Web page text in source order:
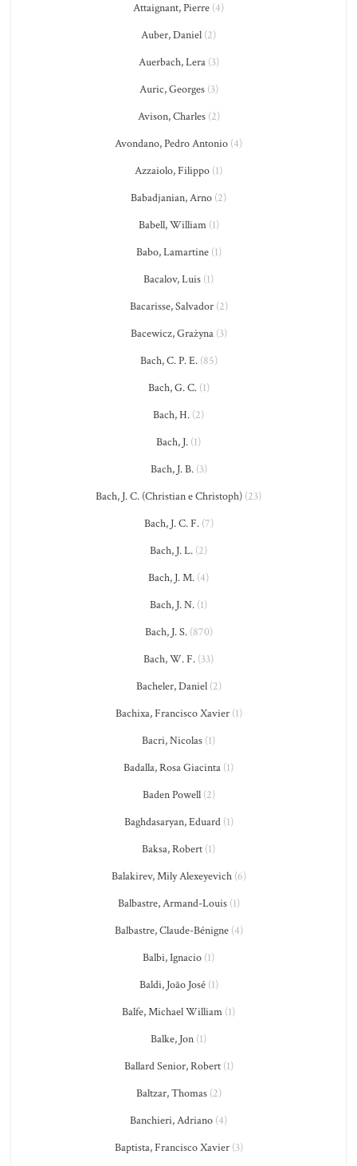
Attaignant, Pierre (4)
Auber, Daniel (2)
Auerbach, Lera(3)
Auric, Georges(3)
Avison, Charles(2)
Avondano, Pedro Antonio (4)
Azzaiolo, Filippo (1)
Babadjanian, Arno (2)
Babell, William(1)
Babo, Lamartine(1)
Bacalov, Luis (1)
Bacarisse, Salvador(2)
Bacewicz, Grażyna(3)
Bach, C. P. E.(85)
Bach, G. C.(1)
Bach, H. (2)
Bach, J. (1)
Bach, J. B.(3)
Bach, J. C. (Christian e Christoph) (23)
Bach, J. C. F.(7)
Bach, J. L. (2)
Bach, J. M. (4)
Bach, J. N. (1)
Bach, J. S.(870)
Bach, W. F. (33)
Bacheler, Daniel(2)
Bachixa, Francisco Xavier(1)
Bacri, Nicolas (1)
Badalla, Rosa Giacinta (1)
Baden Powell(2)
Baghdasaryan, Eduard(1)
Baksa, Robert (1)
Balakirev, Mily Alexeyevich(6)
Balbastre, Armand-Louis(1)
Balbastre, Claude-Bénigne(4)
Balbi, Ignacio (1)
Baldi, João José(1)
Balfe, Michael William (1)
Balke, Jon (1)
Ballard Senior, Robert(1)
Baltzar, Thomas(2)
Banchieri, Adriano (4)
Baptista, Francisco Xavier(3)